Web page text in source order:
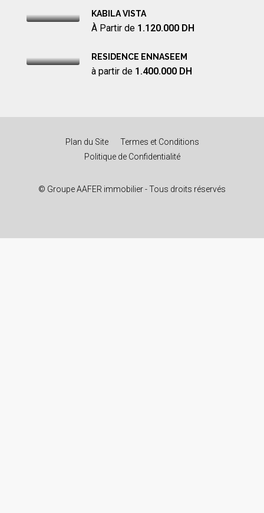
KABILA VISTA
À Partir de 1.120.000 DH
RESIDENCE ENNASEEM
à partir de 1.400.000 DH
Plan du Site
Termes et Conditions
Politique de Confidentialité
© Groupe AAFER immobilier - Tous droits réservés